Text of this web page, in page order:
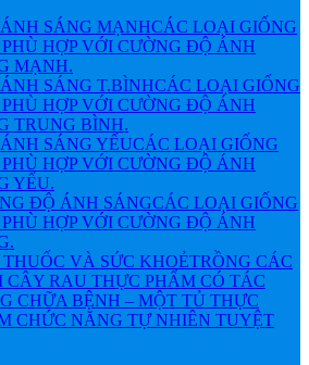
SÁNG MẠNHCÁC LOẠI GIỐNG
HỢP VỚI CƯỜNG ĐỘ ÁNH
MẠNH.
SÁNG T.BÌNHCÁC LOẠI GIỐNG
HỢP VỚI CƯỜNG ĐỘ ÁNH
TRUNG BÌNH.
SÁNG YẾUCÁC LOẠI GIỐNG
HỢP VỚI CƯỜNG ĐỘ ÁNH
YẾU.
ĐỘ ÁNH SÁNGCÁC LOẠI GIỐNG
HỢP VỚI CƯỜNG ĐỘ ÁNH
VÀ SỨC KHOẺTRỒNG CÁC
CÂY RAU THỰC PHẨM CÓ TÁC
CHỮA BỆNH – MỘT TỦ THỰC
CHỨC NĂNG TỰ NHIÊN TUYỆT